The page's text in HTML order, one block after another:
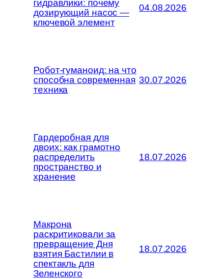
гидравлики: почему
дозирующий насос —
ключевой элемент
04.08.2026
Робот-гуманоид: на что
способна современная
техника
30.07.2026
Гардеробная для
двоих: как грамотно
распределить
пространство и
хранение
18.07.2026
Макрона
раскритиковали за
превращение Дня
взятия Бастилии в
спектакль для
Зеленского
18.07.2026